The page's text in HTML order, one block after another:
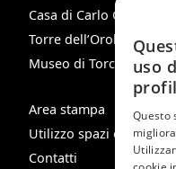
Casa di Carlo Goldoni
Torre dell’Orologio
Museo di Torcello
Area stampa
Utilizzo spazi e
Contatti
uso
Questo